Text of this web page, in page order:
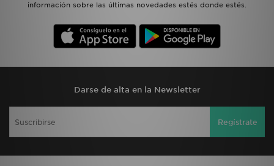
información sobre las últimas novedades estés donde estés.
Darse de alta en la Newsletter
Regístrate